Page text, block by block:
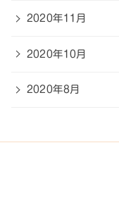
2020年11月
2020年10月
2020年8月